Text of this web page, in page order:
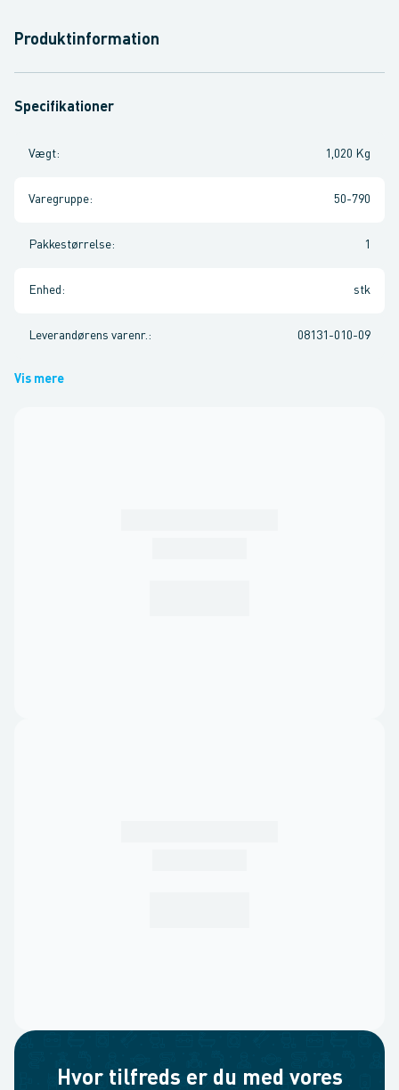
Produktinformation
Specifikationer
Vægt: 1,020 Kg
Varegruppe: 50-790
Pakkestørrelse: 1
Enhed : stk
Leverandørens varenr. : 08131-010-09
Vis mere
Hvor tilfreds er du med vores